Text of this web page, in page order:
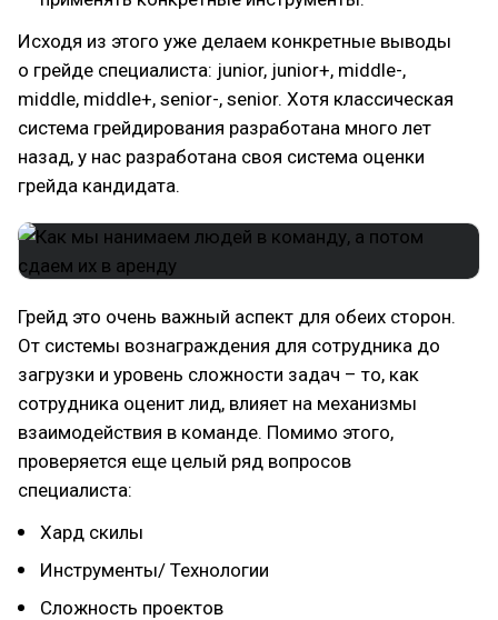
Исходя из этого уже делаем конкретные выводы
о грейде специалиста: junior, junior+, middle-,
middle, middle+, senior-, senior. Хотя классическая
система грейдирования разработана много лет
назад, у нас разработана своя система оценки
грейда кандидата.
Грейд это очень важный аспект для обеих сторон.
От системы вознаграждения для сотрудника до
загрузки и уровень сложности задач – то, как
сотрудника оценит лид, влияет на механизмы
взаимодействия в команде. Помимо этого,
проверяется еще целый ряд вопросов
специалиста:
Хард скилы
Инструменты/ Технологии
Сложность проектов